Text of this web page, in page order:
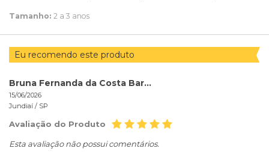
Tamanho: 2 a 3 anos
Eu recomendo este produto
Bruna Fernanda da Costa Barbosa
15/06/2026
Jundiaí / SP
Avaliação do Produto
Esta avaliação não possui comentários.